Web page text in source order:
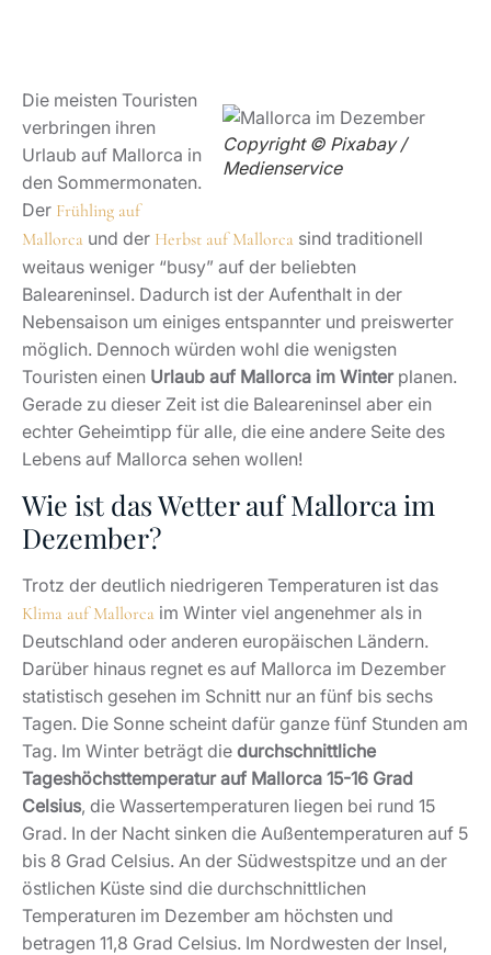
Copyright © Pixabay /
Medienservice
Die meisten Touristen
verbringen ihren
Urlaub auf Mallorca in
den Sommermonaten.
Der Frühling auf
Mallorca und der Herbst auf Mallorca sind traditionell
weitaus weniger “busy” auf der beliebten
Baleareninsel. Dadurch ist der Aufenthalt in der
Nebensaison um einiges entspannter und preiswerter
möglich. Dennoch würden wohl die wenigsten
Touristen einen Urlaub auf Mallorca im Winterplanen.
Gerade zu dieser Zeit ist die Baleareninsel aber ein
echter Geheimtipp für alle, die eine andere Seite des
Lebens auf Mallorca sehen wollen!
Wie ist das Wetter auf Mallorca im
Dezember?
Trotz der deutlich niedrigeren Temperaturen ist das
Klima auf Mallorca im Winter viel angenehmer als in
Deutschland oder anderen europäischen Ländern.
Darüber hinaus regnet es auf Mallorca im Dezember
statistisch gesehen im Schnitt nur an fünf bis sechs
Tagen. Die Sonne scheint dafür ganze fünf Stunden am
Tag. Im Winter beträgt die durchschnittliche
Tageshöchsttemperatur auf Mallorca 15-16 Grad
Celsius, die Wassertemperaturen liegen bei rund 15
Grad. In der Nacht sinken die Außentemperaturen auf 5
bis 8 Grad Celsius. An der Südwestspitze und an der
östlichen Küste sind die durchschnittlichen
Temperaturen im Dezember am höchsten und
betragen 11,8 Grad Celsius. Im Nordwesten der Insel,